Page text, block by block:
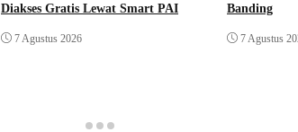
Diakses Gratis Lewat Smart PAI
7 Agustus 2026
Banding
7 Agustus